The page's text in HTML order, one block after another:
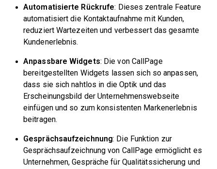
Automatisierte Rückrufe: Dieses zentrale Feature
automatisiert die Kontaktaufnahme mit Kunden,
reduziert Wartezeiten und verbessert das gesamte
Kundenerlebnis.
Anpassbare Widgets: Die von CallPage
bereitgestellten Widgets lassen sich so anpassen,
dass sie sich nahtlos in die Optik und das
Erscheinungsbild der Unternehmenswebseite
einfügen und so zum konsistenten Markenerlebnis
beitragen.
Gesprächsaufzeichnung: Die Funktion zur
Gesprächsaufzeichnung von CallPage ermöglicht es
Unternehmen, Gespräche für Qualitätssicherung und